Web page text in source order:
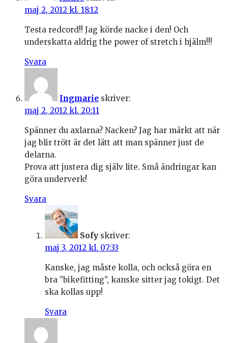
maj 2, 2012 kl. 18:12
Testa redcord!! Jag körde nacke i den! Och
underskatta aldrig the power of stretch i hjälm!!!
Svara
Ingmarie skriver:
maj 2, 2012 kl. 20:11
Spänner du axlarna? Nacken? Jag har märkt att när
jag blir trött är det lätt att man spänner just de
delarna.
Prova att justera dig själv lite. Små ändringar kan
göra underverk!
Svara
Sofy skriver:
maj 3, 2012 kl. 07:33
Kanske, jag måste kolla, och också göra en
bra ”bikefitting”, kanske sitter jag tokigt. Det
ska kollas upp!
Svara